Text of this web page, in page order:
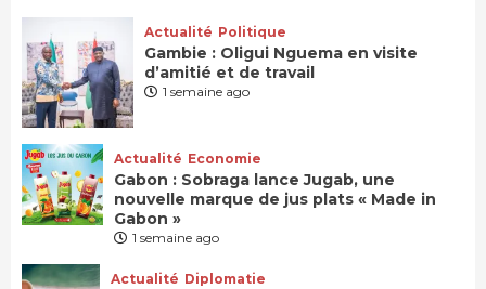
Actualité Politique
Gambie : Oligui Nguema en visite
d’amitié et de travail
1 semaine ago
Actualité Economie
Gabon : Sobraga lance Jugab, une
nouvelle marque de jus plats « Made in
Gabon »
1 semaine ago
Actualité Diplomatie